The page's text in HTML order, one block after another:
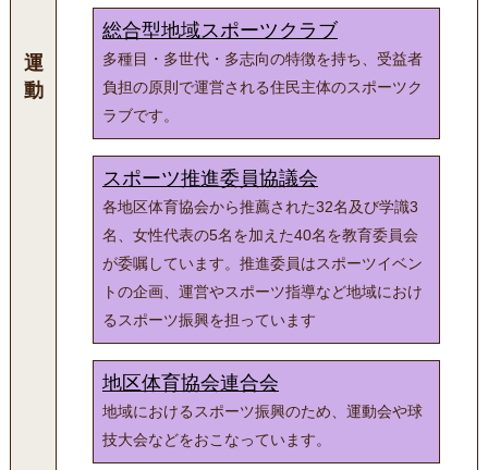
運
動
総合型地域スポーツクラブ
多種目・多世代・多志向の特徴を持ち、受益者
負担の原則で運営される住民主体のスポーツク
ラブです。
スポーツ推進委員協議会
各地区体育協会から推薦された32名及び学識3
名、女性代表の5名を加えた40名を教育委員会
が委嘱しています。推進委員はスポーツイベン
トの企画、運営やスポーツ指導など地域におけ
るスポーツ振興を担っています
地区体育協会連合会
地域におけるスポーツ振興のため、運動会や球
技大会などをおこなっています。